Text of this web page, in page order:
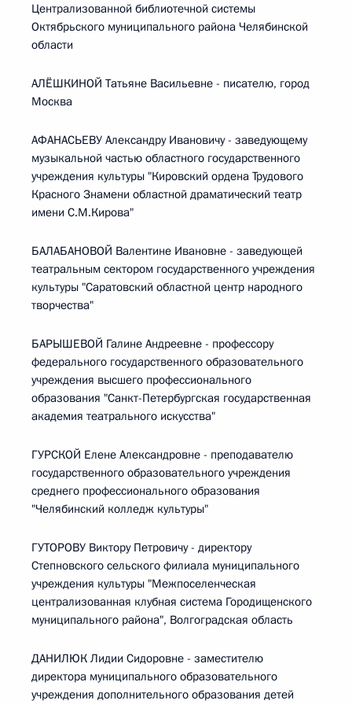
Централизованной библиотечной системы
Октябрьского муниципального района Челябинской
области
АЛЁШКИНОЙ Татьяне Васильевне - писателю, город
Москва
АФАНАСЬЕВУ Александру Ивановичу - заведующему
музыкальной частью областного государственного
учреждения культуры "Кировский ордена Трудового
Красного Знамени областной драматический театр
имени С.М.Кирова"
БАЛАБАНОВОЙ Валентине Ивановне - заведующей
театральным сектором государственного учреждения
культуры "Саратовский областной центр народного
творчества"
БАРЫШЕВОЙ Галине Андреевне - профессору
федерального государственного образовательного
учреждения высшего профессионального
образования "Санкт-Петербургская государственная
академия театрального искусства"
ГУРСКОЙ Елене Александровне - преподавателю
государственного образовательного учреждения
среднего профессионального образования
"Челябинский колледж культуры"
ГУТОРОВУ Виктору Петровичу - директору
Степновского сельского филиала муниципального
учреждения культуры "Межпоселенческая
централизованная клубная система Городищенского
муниципального района", Волгоградская область
ДАНИЛЮК Лидии Сидоровне - заместителю
директора муниципального образовательного
учреждения дополнительного образования детей